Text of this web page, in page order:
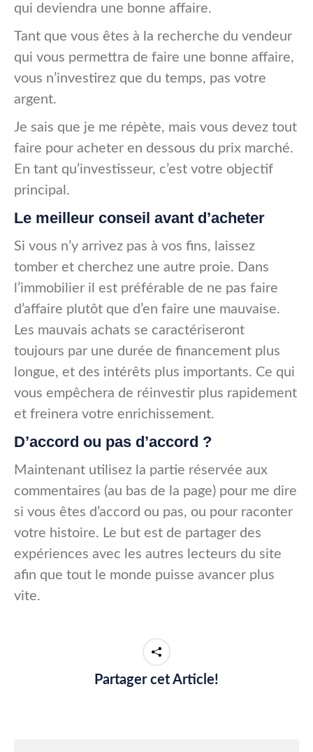
qui deviendra une bonne affaire.
Tant que vous êtes à la recherche du vendeur
qui vous permettra de faire une bonne affaire,
vous n’investirez que du temps, pas votre
argent.
Je sais que je me répète, mais vous devez tout
faire pour acheter en dessous du prix marché.
En tant qu’investisseur, c’est votre objectif
principal.
Le meilleur conseil avant d’acheter
Si vous n’y arrivez pas à vos fins, laissez
tomber et cherchez une autre proie. Dans
l’immobilier il est préférable de ne pas faire
d’affaire plutôt que d’en faire une mauvaise.
Les mauvais achats se caractériseront
toujours par une durée de financement plus
longue, et des intérêts plus importants. Ce qui
vous empêchera de réinvestir plus rapidement
et freinera votre enrichissement.
D’accord ou pas d’accord ?
Maintenant utilisez la partie réservée aux
commentaires (au bas de la page) pour me dire
si vous êtes d’accord ou pas, ou pour raconter
votre histoire. Le but est de partager des
expériences avec les autres lecteurs du site
afin que tout le monde puisse avancer plus
vite.
Partager cet Article!